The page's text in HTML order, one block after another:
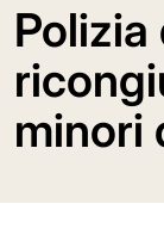
Polizia
minori